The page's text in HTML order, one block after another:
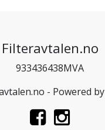
Filteravtalen.no
933436438MVA
- Powered by